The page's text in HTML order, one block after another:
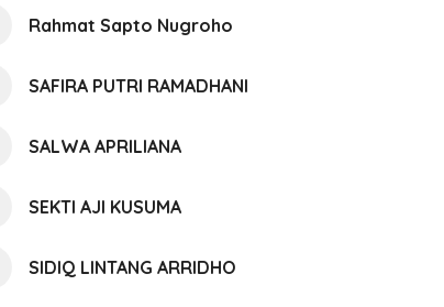
Rahmat Sapto Nugroho
SAFIRA PUTRI RAMADHANI
SALWA APRILIANA
SEKTI AJI KUSUMA
SIDIQ LINTANG ARRIDHO